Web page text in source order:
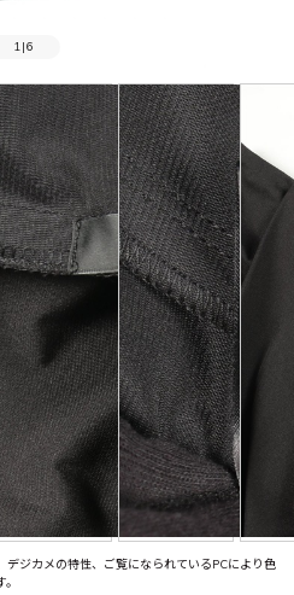
1 |6
ジカメの特性、ご覧になられているPCにより色